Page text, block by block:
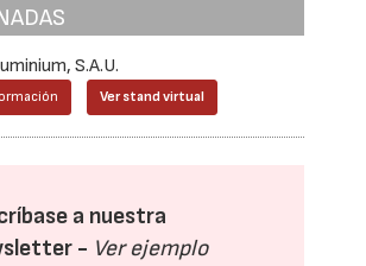
S.A.U.
Ver stand virtual
a nuestra
- Ver ejemplo